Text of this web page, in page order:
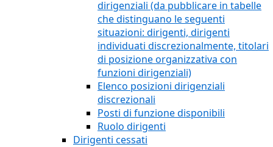
dirigenziali (da pubblicare in tabelle
che distinguano le seguenti
situazioni: dirigenti, dirigenti
individuati discrezionalmente, titolari
di posizione organizzativa con
funzioni dirigenziali)
Elenco posizioni dirigenziali
discrezionali
Posti di funzione disponibili
Ruolo dirigenti
Dirigenti cessati